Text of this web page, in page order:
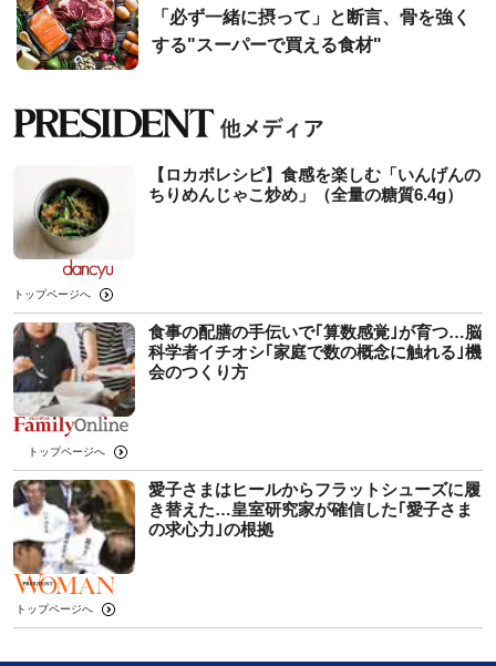
「必ず一緒に摂って」と断言、骨を強く
する"スーパーで買える食材"
【ロカボレシピ】食感を楽しむ「いんげんの
ちりめんじゃこ炒め」（全量の糖質6.4g）
トップページへ
食事の配膳の手伝いで｢算数感覚｣が育つ…脳
科学者イチオシ｢家庭で数の概念に触れる｣機
会のつくり方
トップページへ
愛子さまはヒールからフラットシューズに履
き替えた…皇室研究家が確信した｢愛子さま
の求心力｣の根拠
トップページへ